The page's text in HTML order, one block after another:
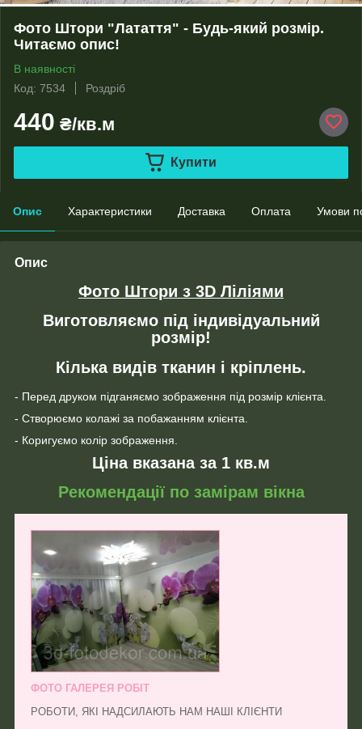
Фото Штори "Латаття" - Будь-який розмір.
Читаємо опис!
В наявності
Код: 7534
Роздріб
440 ₴/кв.м
Купити
Опис Характеристики Доставка Оплата Умови
Опис
Фото Штори з 3D Ліліями
Виготовляємо під індивідуальний
розмір!
Кілька видів тканин і кріплень.
- Перед друком підганяємо зображення під розмір клієнта.
- Створюємо колажі за побажанням клієнта.
- Коригуємо колір зображення.
Ціна вказана за 1 кв.м
Рекомендації по замірам вікна
ФОТО ГАЛЕРЕЯ РОБІТ
РОБОТИ, ЯКІ НАДСИЛАЮТЬ НАМ НАШІ КЛІЄНТИ